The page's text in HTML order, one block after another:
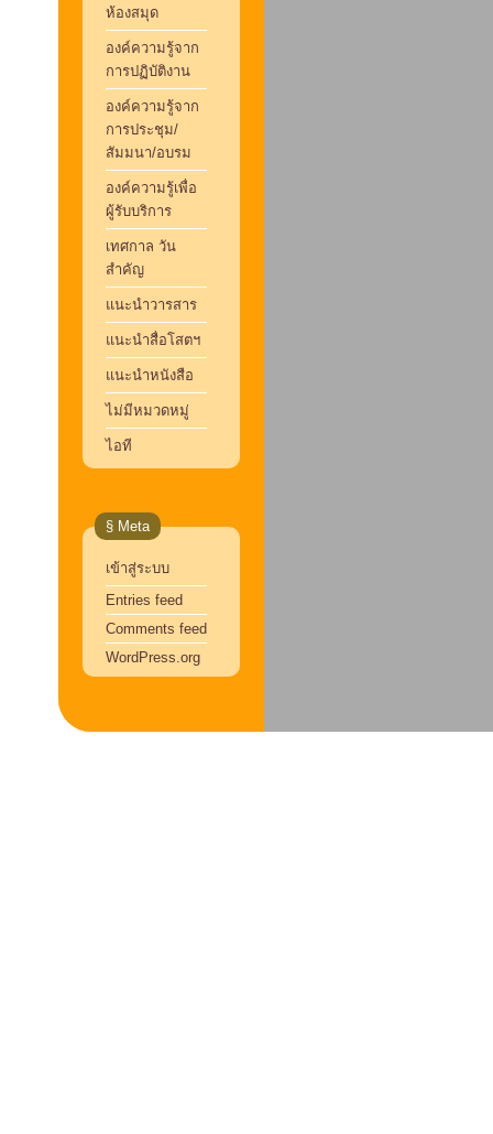
ห้องสมุด
องค์ความรู้จาก
การปฏิบัติงาน
องค์ความรู้จาก
การประชุม/
สัมมนา/อบรม
องค์ความรู้เพื่อ
ผู้รับบริการ
เทศกาล วัน
สำคัญ
แนะนำวารสาร
แนะนำสื่อโสตฯ
แนะนำหนังสือ
ไม่มีหมวดหมู่
ไอที
§ Meta
เข้าสู่ระบบ
Entries feed
Comments feed
WordPress.org